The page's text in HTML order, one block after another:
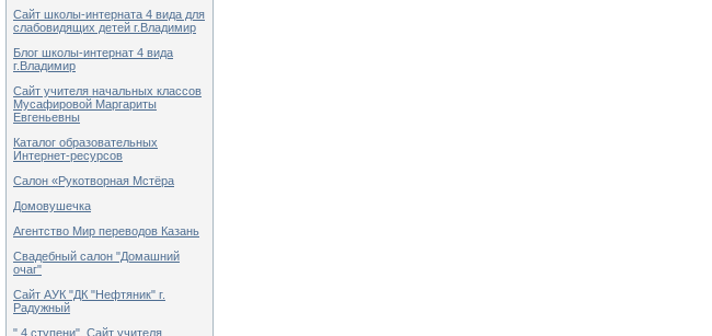
Сайт школы-интерната 4 вида для
слабовидящих детей г.Владимир
Блог школы-интернат 4 вида
г.Владимир
Сайт учителя начальных классов
Мусафировой Маргариты
Евгеньевны
Каталог образовательных
Интернет-ресурсов
Салон «Рукотворная Мстёра
Домовушечка
Агентство Мир переводов Казань
Свадебный салон "Домашний
очаг"
Сайт АУК "ДК "Нефтяник" г.
Радужный
" 4 ступени". Сайт учителя